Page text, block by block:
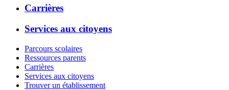
Carrières
Services aux citoyens
Parcours scolaires
Ressources parents
Carrières
Services aux citoyens
Trouver un établissement